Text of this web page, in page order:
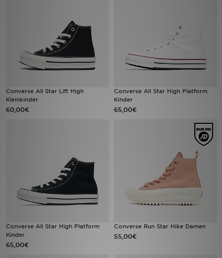
Converse All Star Lift High
Kleinkinder
60,00€
Converse All Star High Platform
Kinder
65,00€
Converse All Star High Platform
Kinder
65,00€
Converse Run Star Hike Damen
55,00€
Lade Die APP
Geschenkkarte
Filialfinder
Mein JD
Bestellverfolgung
Hilfe & Kontakt
Trending Styles